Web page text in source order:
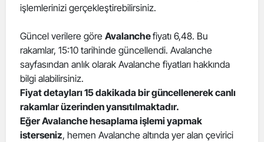
işlemlerinizi gerçekleştirebilirsiniz.
Güncel verilere göre Avalanchefiyatı 6,48. Bu
rakamlar, 15:10 tarihinde güncellendi. Avalanche
sayfasından anlık olarak Avalanche fiyatları hakkında
bilgi alabilirsiniz.
Fiyat detayları 15 dakikada bir güncellenerek canlı
rakamlar üzerinden yansıtılmaktadır.
Eğer Avalanche hesaplama işlemi yapmak
isterseniz, hemen Avalanche altında yer alan çevirici